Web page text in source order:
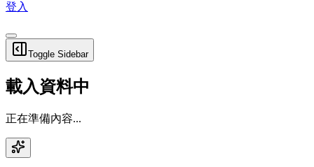
登入
Toggle Sidebar
載入資料中
正在準備內容...